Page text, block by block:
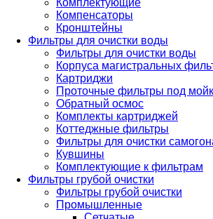
Комплектующие
Компенсаторы
Кронштейны
Фильтры для очистки воды
Фильтры для очистки воды
Корпуса магистральных
Картриджи
Проточные фильтры под
Обратный осмос
Комплекты картриджей
Коттеджные фильтры
Фильтры для очистки
Кувшины
Комплектующие к фильтрам
Фильтры грубой очистки
Фильтры грубой очистки
Промышленные